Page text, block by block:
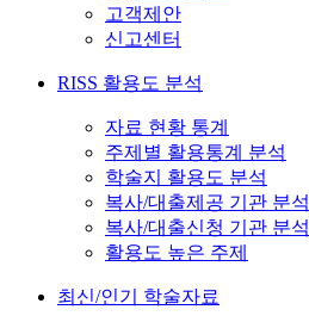
고객제안
신고센터
RISS 활용도 분석
자료 현황 통계
주제별 활용통계 분석
학술지 활용도 분석
복사/대출제공 기관 분석
복사/대출신청 기관 분석
활용도 높은 주제
최신/인기 학술자료